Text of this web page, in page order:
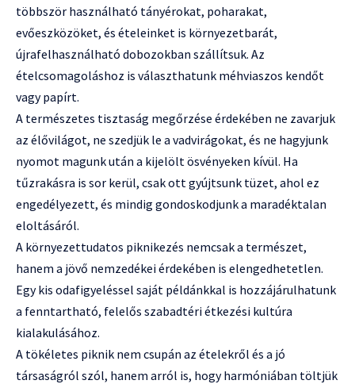
többször használható tányérokat, poharakat,
evőeszközöket, és ételeinket is környezetbarát,
újrafelhasználható dobozokban szállítsuk. Az
ételcsomagoláshoz is választhatunk méhviaszos kendőt
vagy papírt.
A természetes tisztaság megőrzése érdekében ne zavarjuk
az élővilágot, ne szedjük le a vadvirágokat, és ne hagyjunk
nyomot magunk után a kijelölt ösvényeken kívül. Ha
tűzrakásra is sor kerül, csak ott gyújtsunk tüzet, ahol ez
engedélyezett, és mindig gondoskodjunk a maradéktalan
eloltásáról.
A környezettudatos piknikezés nemcsak a természet,
hanem a jövő nemzedékei érdekében is elengedhetetlen.
Egy kis odafigyeléssel saját példánkkal is hozzájárulhatunk
a fenntartható, felelős szabadtéri étkezési kultúra
kialakulásához.
A tökéletes piknik nem csupán az ételekről és a jó
társaságról szól, hanem arról is, hogy harmóniában töltjük